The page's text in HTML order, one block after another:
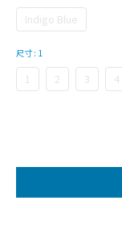
Indigo Blue
尺寸: 1
1 2 3 4